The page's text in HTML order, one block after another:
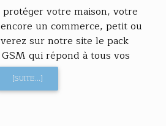
votre maison, votre
un commerce, petit ou
sur notre site le pack
qui répond à tous vos
[SUITE...]